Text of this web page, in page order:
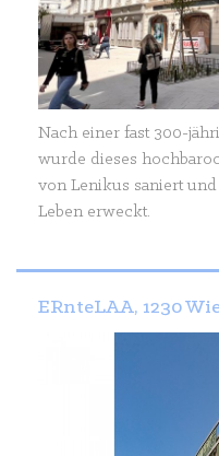
Nach einer fast 300-
wurde dieses
von Lenikus saniert
Leben erweckt.
ERnteLAA, 1230